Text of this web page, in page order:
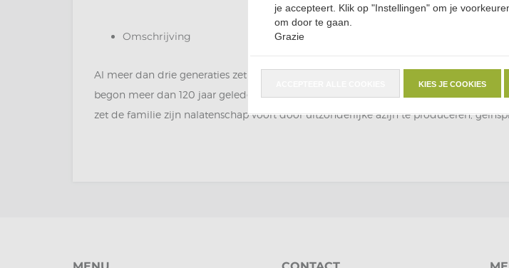
Omschrijving
Al meer dan drie generaties zet deze familie (De Nigris) zich met passie en
begon meer dan 120 jaar geleden, toen Armando De Nigris de eerste azijnfabriek
zet de familie zijn nalatenschap voort door uitzonderlijke azijn te produceren,
je accepteert. Klik op "Instellingen" om je
om door te gaan.
Grazie
KIES JE COOKIES